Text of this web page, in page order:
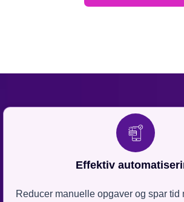
Effektiv
Reducer manuelle opgaver og spar tid